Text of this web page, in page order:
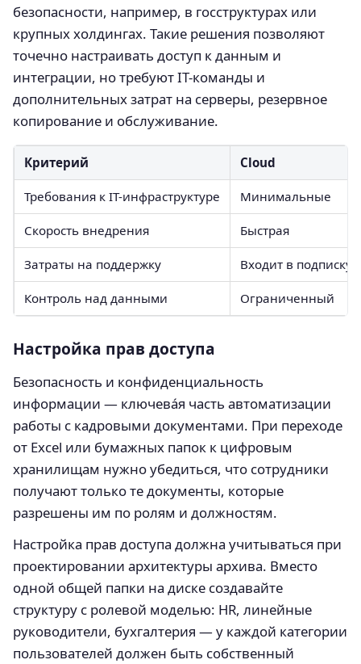
безопасности, например, в госструктурах или
крупных холдингах. Такие решения позволяют
точечно настраивать доступ к данным и
интеграции, но требуют IT-команды и
дополнительных затрат на серверы, резервное
копирование и обслуживание.
Критерий Cloud
Требования к IT-инфраструктуре Минимальные
Скорость внедрения Быстрая
Затраты на поддержку Входит в подписку
Контроль над данными Ограниченный
Настройка прав доступа
Безопасность и конфиденциальность
информации — ключева́я часть автоматизации
работы с кадровыми документами. При переходе
от Excel или бумажных папок к цифровым
хранилищам нужно убедиться, что сотрудники
получают только те документы, которые
разрешены им по ролям и должностям.
Настройка прав доступа должна учитываться при
проектировании архитектуры архива. Вместо
одной общей папки на диске создавайте
структуру с ролевой моделью: HR, линейные
руководители, бухгалтерия — у каждой категории
пользователей должен быть собственный